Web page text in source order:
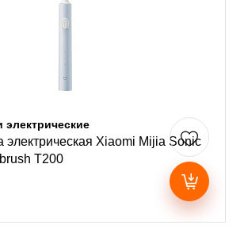
электрическая Xiaomi Mijia Sonic
T200